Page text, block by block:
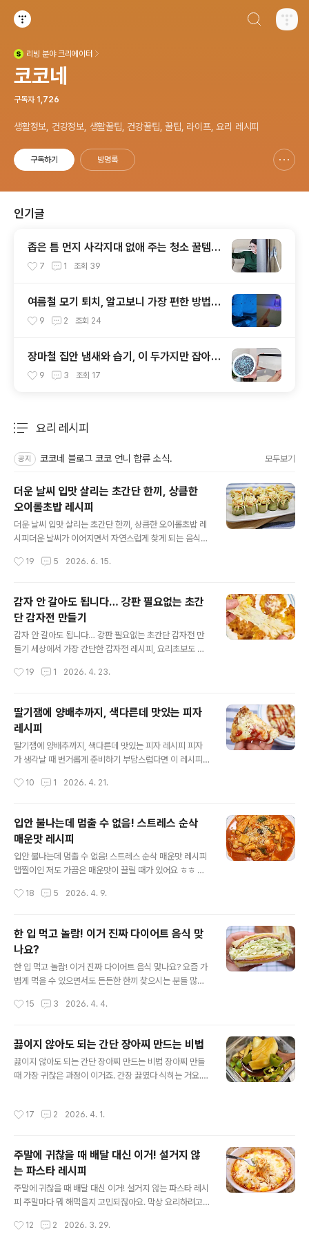
리빙 분야 크리에이터
코코네
구독자 1,726
생활정보, 건강정보, 생활꿀팁, 건강꿀팁, 꿀팁, 라이프, 요리 레시피
구독하기 방명록
인기글
좁은 틈 먼지 사각지대 없애 주는 청소 꿀템이
있다고?!
7 1 조회 39
여름철 모기 퇴치, 알고보니 가장 편한 방법은
이거?!
9 2 조회 24
장마철 집안 냄새와 습기, 이 두가지만 잡아도
달라집니다!
9 3 조회 17
요리 레시피
공지 코코네 블로그 코코 언니 합류 소식. 모두보기
더운 날씨 입맛 살리는 초간단 한끼, 상큼한
오이롤초밥 레시피
더운 날씨 입맛 살리는 초간단 한끼, 상큼한 오이롤초밥 레
시피더운 날씨가 이어지면서 자연스럽게 찾게 되는 음식이
는데요. 보기만 해도 상큼 아삭한 오이롤초밥을 만들어볼
래미샐러드가 만나 한입 먹는 순간 입맛을 제대로 깨워주
는 메뉴랍니다. 만드는 방법도 어렵지 않아 누구나 쉽게 따
라할 수 있어요. 밥 2공기, 오이 1개, 크래미 5개 준비했고
요. 양념은 식초, 설탕, 소금, 마요네즈, 허니머스타드 준비
끝! 오이는 흐르는 물에 깨끗하게 씻은 뒤 양쪽 끝부분을 잘
세요. 가운데 씨가 많은 부분은 패스 ㅋ 크래미는 ..
19 5 2026. 6. 15.
감자 안 갈아도 됩니다… 강판 필요없는 초간
단 감자전 만들기
감자 안 갈아도 됩니다… 강판 필요없는 초간단 감자전 만
들기 세상에서 가장 간단한 감자전 레시피, 요리초보도 절
어서 생각보다 훨씬 더 쉽고요. 겉바속쫀한 감자전의 맛과
좋아해도 막상 만들려고 하면 껍질 까고, 갈고, 물기 짜고…
손이 너무 많이 가서 자주 해먹기 부담스러워하는 분들도
많더라고요. 오늘 알려드리는 레시피는 강판이나 믹서도
필요 없어요. 해시브라운과 모짜렐라치즈 조합으로 다 돼
요~ 먼저 냉동상태의 해시브라운을 전자레인지로 살짝 돌
짜렐라치즈를 넣고 골고루 섞어요. 저는 체다치즈가 섞인
19 1 2026. 4. 23.
딸기잼에 양배추까지, 색다른데 맛있는 피자
레시피
딸기잼에 양배추까지, 색다른데 맛있는 피자 레시피 피자
가 생각날 때 번거롭게 준비하기 부담스럽다면 이 레시피
들 수 있으면서 평소와는 다른 색다른 느낌의 피자를 즐길
만 막상 먹어보면 계속 손이 가는 맛이에요^^ 필요한 재료
부터 알아볼게요. 양배추, 또띠아, 소시지, 모짜렐라치즈,
딸기잼, 다진마늘, 마요네즈, 케첩 준비 끝. 양배추는 깨끗
하게 씻은 뒤 가늘게 채 썰어 준비해 주세요. 토핑으로 올리
요. 소시지는 먹기 좋게 길게 썰어주세요. 이제 피자에 들
10 1 2026. 4. 21.
입안 불나는데 멈출 수 없음! 스트레스 순삭
매운맛 레시피
입안 불나는데 멈출 수 없음! 스트레스 순삭 매운맛 레시피
맵찔이인 저도 가끔은 매운맛이 끌릴 때가 있어요 ㅎㅎ 그
가 있답니다. 한입 먹으면 계속 당기는 그 맛! 오늘 매운맛
물 흘리며 또 한입 먹게 되는 그런 느낌 아시죠? ㅋ 매운맛
의 대명사 불닭볶음면으로 만들어 볼게요. 준비는 어렵지
않아요. 불닭볶음면에 떡이랑 어묵, 그리고 냉장고에 있는
채소 몇가지만 있으면 돼요. 떡은 꼭 정해진 종류가 아니라
집에 있는 걸로 아무거나 잘 어울려요. 저는 조랭이떡을 넣
양파나 대파처럼 향을 살려주는 재료는 넣어주는게 좋고
18 5 2026. 4. 9.
한 입 먹고 놀람! 이거 진짜 다이어트 음식 맞
나요?
한 입 먹고 놀람! 이거 진짜 다이어트 음식 맞나요? 요즘 가
볍게 먹을 수 있으면서도 든든한 한끼 찾으시는 분들 많으
으로 한번 드셔보세요. 양배추를 듬뿍 넣은 샌드위치인데
시피는 주말 아침 메뉴나 영양 간식, 나들이 도시락, 특히
다이어트 식단으로도 손색이 없어요. 재료는 양배추, 식빵,
달걀, 치즈, 슬라이스햄, 단무지. 소스는 마요네즈, 허니머
스타드, 후추, 레몬즙 준비했어요. 칼로리를 더 줄이고 싶다
썬 단무지를 넣고 레몬즙, 마요네즈를 살짝만 넣은 ..
15 3 2026. 4. 4.
끓이지 않아도 되는 간단 장아찌 만드는 비법
끓이지 않아도 되는 간단 장아찌 만드는 비법 장아찌 만들
때 가장 귀찮은 과정이 이거죠. 간장 끓였다 식히는 거요.
려드릴게요. 저는 장아찌 재료로 김과 양파, 그리고 마늘을
좋은 크기로 잘라주세요. 마늘은 따로 자르지 않고 껍질만
정리해서 통째로 사용했어요. 김은 남아있던 김밥용 김을
활용했는데요. 기름 없이 팬에 살짝 구워 수분을 날린 뒤 적
당한 크기로 잘라 준비해 주세요. 장아찌 맛을 좌우하는 건
17 2 2026. 4. 1.
주말에 귀찮을 때 배달 대신 이거! 설거지 않
는 파스타 레시피
주말에 귀찮을 때 배달 대신 이거! 설거지 않는 파스타 레시
피 주말마다 뭐 해먹을지 고민되잖아요. 막상 요리하려고
어지고요. 그럴때 딱 좋은 방법이 하나 있어요. 전자레인지
12 2 2026. 3. 29.